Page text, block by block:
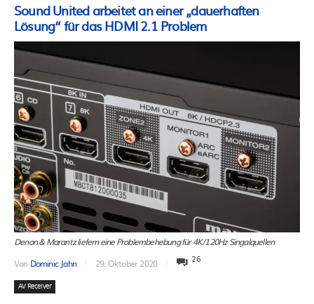
Sound United arbeitet an einer „dauerhaften
Lösung“ für das HDMI 2.1 Problem
Denon & Marantz liefern eine Problembehebung für 4K/120Hz Singalquellen
Von Dominic Jahn 29. Oktober 2020 26
AV Receiver